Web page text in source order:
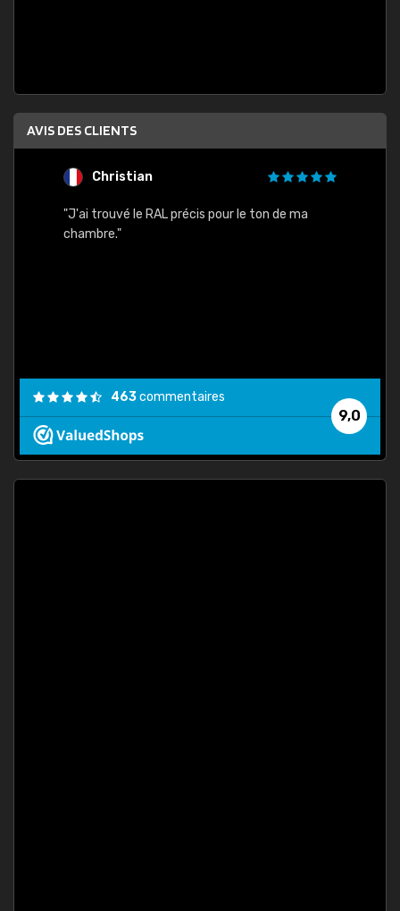
AVIS DES CLIENTS
Christian
"J'ai trouvé le RAL précis pour le ton de ma
chambre."
9,0
463commentaires